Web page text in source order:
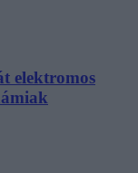
elektromos